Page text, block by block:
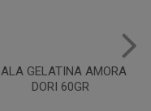
BALA GELATINA AMORA